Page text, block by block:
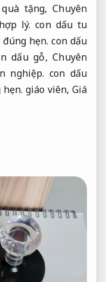
quà tặng,Chuyên
lý. con dấu tu
hẹn. con dấu
dấu gỗ,Chuyên
nghiệp. con dấu
hẹn. giáo viên, Giá